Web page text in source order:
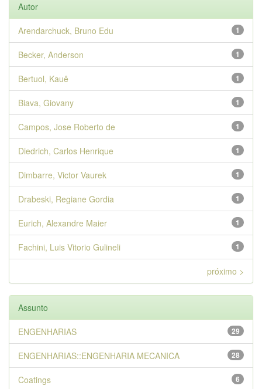
Autor
1
Arendarchuck, Bruno Edu
1
Becker, Anderson
1
Bertuol, Kauê
1
Biava, Giovany
1
Campos, Jose Roberto de
1
Diedrich, Carlos Henrique
1
Dimbarre, Victor Vaurek
1
Drabeski, Regiane Gordia
1
Eurich, Alexandre Maier
1
Fachini, Luis Vitorio Gulineli
próximo >
Assunto
29
ENGENHARIAS
28
ENGENHARIAS::ENGENHARIA MECANICA
6
Coatings